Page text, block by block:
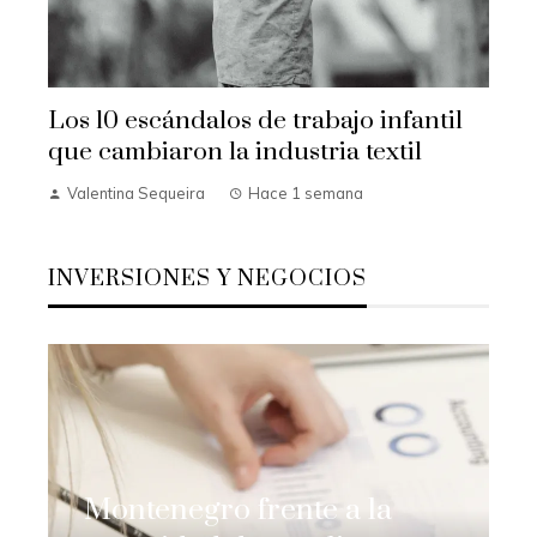
Los 10 escándalos de trabajo infantil
que cambiaron la industria textil
Valentina Sequeira Hace 1 semana
INVERSIONES Y NEGOCIOS
Montenegro frente a la